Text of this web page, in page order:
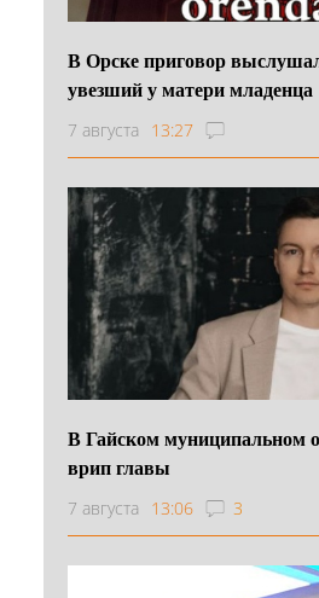
В Орске приговор
увезший у матери младенца
7 августа 13:27
В Гайском муниципальном
врип главы
7 августа 13:06 3